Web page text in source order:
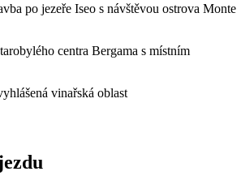
po jezeře Iseo s návštěvou ostrova Monte
centra Bergama s místním
vinařská oblast